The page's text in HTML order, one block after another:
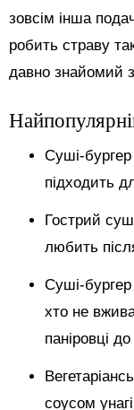
зовсім інша
робить страву
давно знайомий
Суші-
підходить
Гострий
любить
Суші-
хто не
паніровці
соусом